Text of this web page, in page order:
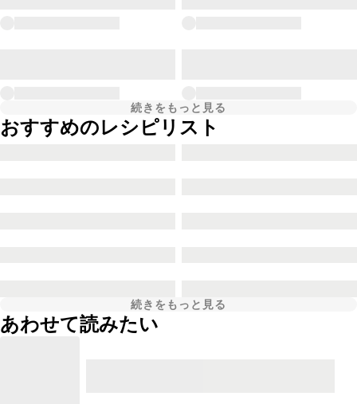
続きをもっと見る
おすすめのレシピリスト
続きをもっと見る
あわせて読みたい